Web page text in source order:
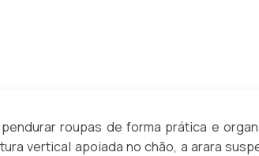
roupas de forma prática e
vertical apoiada no chão, a arara